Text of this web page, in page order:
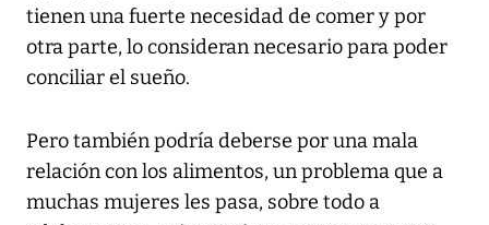
tienen una fuerte necesidad de comer y por
otra parte, lo consideran necesario para poder
conciliar el sueño.
Pero también podría deberse por una mala
relación con los alimentos, un problema que a
muchas mujeres les pasa, sobre todo a